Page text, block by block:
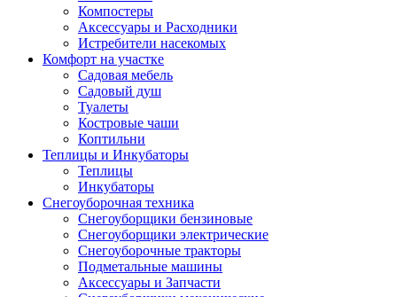
Компостеры
Аксессуары и Расходники
Истребители насекомых
Комфорт на участке
Садовая мебель
Садовый душ
Туалеты
Костровые чаши
Коптильни
Теплицы и Инкубаторы
Теплицы
Инкубаторы
Снегоуборочная техника
Снегоуборщики бензиновые
Снегоуборщики электрические
Снегоуборочные тракторы
Подметальные машины
Аксессуары и Запчасти